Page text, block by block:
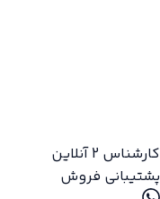
کارشناس 2
آنلاین
پشتیبانی فروش